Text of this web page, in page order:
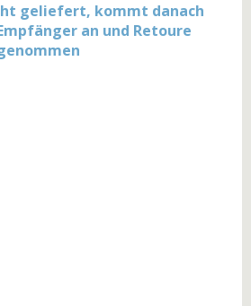
geliefert, kommt danach
an und Retoure